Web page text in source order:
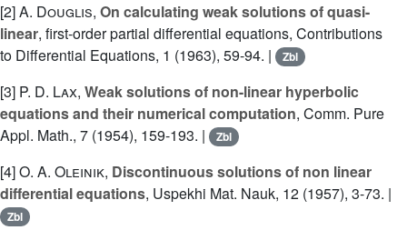
[2]A. Douglis, On calculating weak solutions of quasi-
linear, first-order partial differential equations, Contributions
to Differential Equations, 1 (1963), 59-94. |
Zbl
[3] P. D. Lax, Weak solutions of non-linear hyperbolic
equations and their numerical computation, Comm. Pure
Appl. Math., 7 (1954), 159-193. |
Zbl
[4]O. A. Oleinik, Discontinuous solutions of non linear
differential equations, Uspekhi Mat. Nauk, 12 (1957), 3-73. |
Zbl